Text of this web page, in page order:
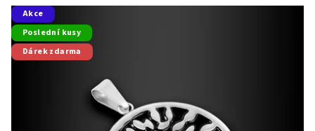
Akce
Poslední kusy
Dárek zdarma